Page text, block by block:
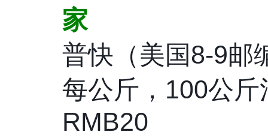
家
普快（美国8-9邮
每公斤，️100公
RMB20